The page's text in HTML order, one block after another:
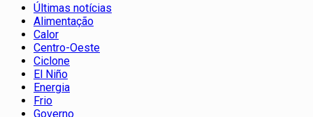
Últimas notícias
Alimentação
Calor
Centro-Oeste
Ciclone
El Niño
Energia
Frio
Governo